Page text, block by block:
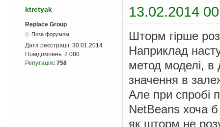
ktretyak 13.02.2014
Replace Group
Поза форумом
Дата реєстрації: 30.01.2014
Повідомлень: 2 080
Репутація: 758
Шторм гірше
Наприклад
метод моделі, в
значення в
Але при спробі
NetBeans хоча
як шторм не